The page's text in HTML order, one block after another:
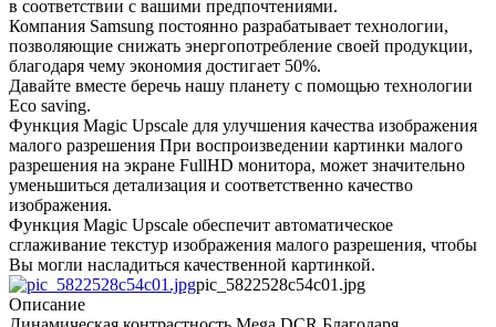
в соответствии с вашими предпочтениями.
Компания Samsung постоянно разрабатывает технологии,
позволяющие снижать энергопотребление своей продукции,
благодаря чему экономия достигает 50%.
Давайте вместе беречь нашу планету с помощью технологии
Eco saving.
Функция Magic Upscale для улучшения качества изображения
малого разрешения При воспроизведении картинки малого
разрешения на экране FullHD монитора, может значительно
уменьшиться детализация и соответственно качество
изображения.
Функция Magic Upscale обеспечит автоматическое
сглаживание текстур изображения малого разрешения, чтобы
Вы могли насладиться качественной картинкой.
pic_5822528c54c01.jpg
Описание